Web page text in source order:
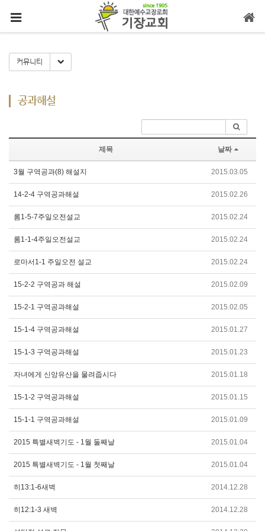
커뮤니티 Toggle Dropdown
공과해설
제목 날짜
3월 구역공과(8) 해설지 2015.03.05
14-2-4 구역공과해설 2015.02.26
롬1-5-7주일오전설교 2015.02.24
롬1-1-4주일오전설교 2015.02.24
로마서1-1 주일오전 설교 2015.02.24
15-2-2 구역공과 해설 2015.02.09
15-2-1 구역공과해설 2015.02.05
15-1-4 구역공과해설 2015.01.27
15-1-3 구역공과해설 2015.01.23
자녀에게 신앙유산을 물려줍시다 2015.01.18
15-1-2 구역공과해설 2015.01.15
15-1-1 구역공과해설 2015.01.09
2015 특별새벽기도 - 1월 둘째날 2015.01.04
2015 특별새벽기도 - 1월 첫째날 2015.01.04
히13:1-6새벽 2014.12.28
히12:1-3 새벽 2014.12.28